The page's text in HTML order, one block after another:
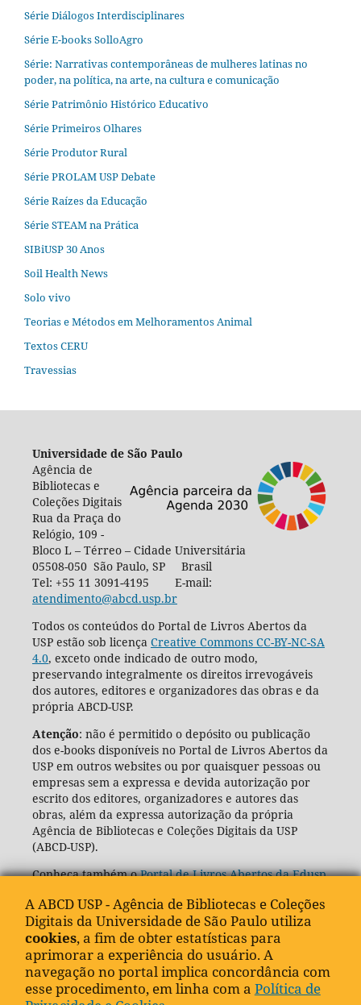
Série Diálogos Interdisciplinares
Série E-books SolloAgro
Série: Narrativas contemporâneas de mulheres latinas no
poder, na política, na arte, na cultura e comunicação
Série Patrimônio Histórico Educativo
Série Primeiros Olhares
Série Produtor Rural
Série PROLAM USP Debate
Série Raízes da Educação
Série STEAM na Prática
SIBiUSP 30 Anos
Soil Health News
Solo vivo
Teorias e Métodos em Melhoramentos Animal
Textos CERU
Travessias
Universidade de São Paulo
Agência de
Bibliotecas e
Coleções Digitais
Rua da Praça do
Relógio, 109 -
Bloco L – Térreo – Cidade Universitária
05508-050 São Paulo, SP Brasil
Tel: +55 11 3091-4195 E-mail:
atendimento@abcd.usp.br
Todos os conteúdos do Portal de Livros Abertos da
USP estão sob licença Creative Commons CC-BY-NC-SA
4.0, exceto onde indicado de outro modo,
preservando integralmente os direitos irrevogáveis
dos autores, editores e organizadores das obras e da
própria ABCD-USP.
Atenção: não é permitido o depósito ou publicação
dos e-books disponíveis no Portal de Livros Abertos da
USP em outros websites ou por quaisquer pessoas ou
empresas sem a expressa e devida autorização por
escrito dos editores, organizadores e autores das
obras, além da expressa autorização da própria
Agência de Bibliotecas e Coleções Digitais da USP
(ABCD-USP).
Conheça também oPortal de Livros Abertos da Edusp
A ABCD USP - Agência de Bibliotecas e Coleções
Digitais da Universidade de São Paulo utiliza
cookies, a fim de obter estatísticas para
aprimorar a experiência do usuário. A
navegação no portal implica concordância com
esse procedimento, em linha com a Política de